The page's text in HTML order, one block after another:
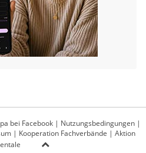
bei Facebook | Nutzungsbedingungen |
| Kooperation Fachverbände | Aktion